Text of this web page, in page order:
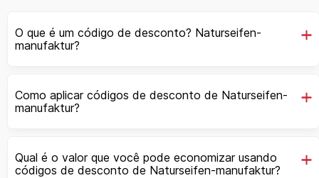
O que é um código de desconto? Naturseifen-
manufaktur?
Como aplicar códigos de desconto de Naturseifen-
manufaktur?
Qual é o valor que você pode economizar usando
códigos de desconto de Naturseifen-manufaktur?